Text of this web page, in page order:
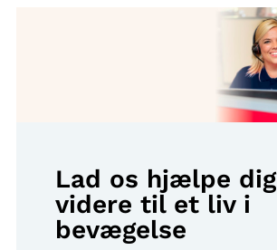
Lad os hjælpe dig
videre til et liv i
bevægelse